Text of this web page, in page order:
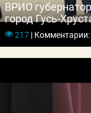
ВРИО
город Гусь-
217 |Комментарии: